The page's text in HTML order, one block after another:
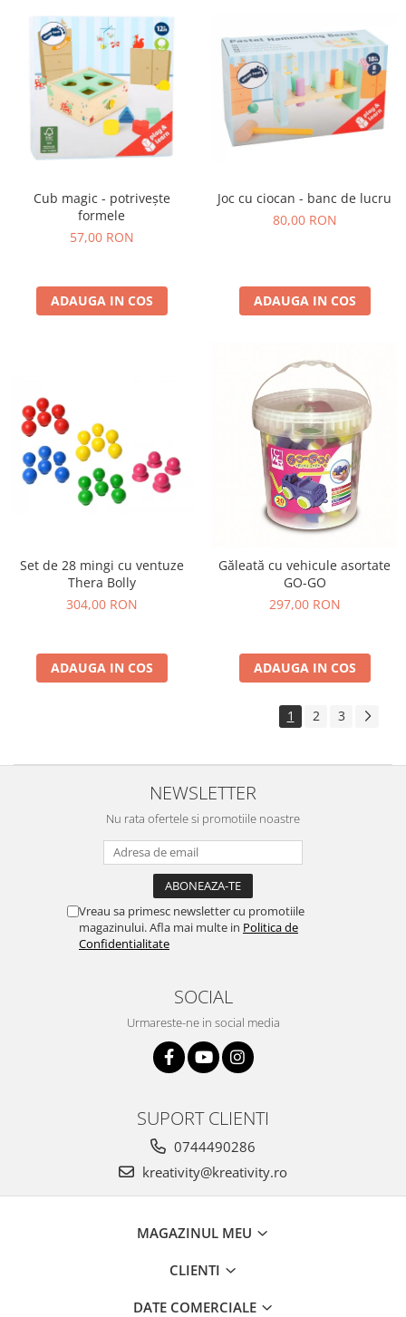
Cub magic - potrivește
formele
57,00 RON
ADAUGA IN COS
Joc cu ciocan - banc de lucru
80,00 RON
ADAUGA IN COS
Set de 28 mingi cu ventuze
Thera Bolly
304,00 RON
ADAUGA IN COS
Găleată cu vehicule asortate
GO-GO
297,00 RON
ADAUGA IN COS
1 2 3
NEWSLETTER
Nu rata ofertele si promotiile noastre
Vreau sa primesc newsletter cu promotiile
magazinului. Afla mai multe in Politica de
Confidentialitate
SOCIAL
Urmareste-ne in social media
SUPORT CLIENTI
0744490286
kreativity@kreativity.ro
MAGAZINUL MEU
CLIENTI
DATE COMERCIALE